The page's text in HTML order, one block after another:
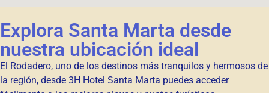
Explora Santa Marta desde
nuestra ubicación ideal
El Rodadero, uno de los destinos más tranquilos y hermosos de
la región, desde 3H Hotel Santa Marta puedes acceder